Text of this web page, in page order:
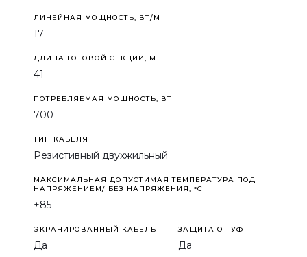
ЛИНЕЙНАЯ МОЩНОСТЬ, ВТ/М
17
ДЛИНА ГОТОВОЙ СЕКЦИИ, М
41
ПОТРЕБЛЯЕМАЯ МОЩНОСТЬ, ВТ
700
ТИП КАБЕЛЯ
Резистивный двухжильный
МАКСИМАЛЬНАЯ ДОПУСТИМАЯ ТЕМПЕРАТУРА ПОД
НАПРЯЖЕНИЕМ/ БЕЗ НАПРЯЖЕНИЯ, °C
+85
ЭКРАНИРОВАННЫЙ КАБЕЛЬ
Да
ЗАЩИТА ОТ УФ
Да